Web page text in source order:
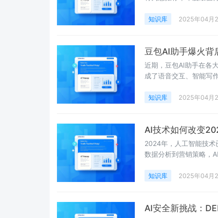
知识库 2025年04月
豆包AI助手爆火背
近期，豆包AI助手在各
成了语音交互、智能写
知识库 2025年04月
AI技术如何改变
2024年，人工智能技术
数据分析到营销策略，
知识库 2025年04月
AI安全新挑战：